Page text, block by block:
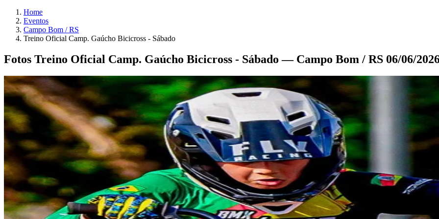
Home
Eventos
Campo Bom / RS
Treino Oficial Camp. Gaúcho Bicicross - Sábado
Fotos Treino Oficial Camp. Gaúcho Bicicross - Sábado — Campo Bom / RS 06/06/